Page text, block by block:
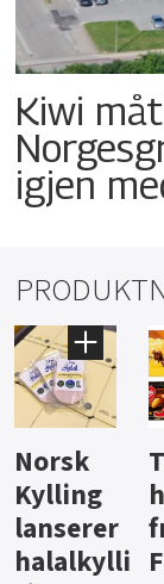
Kiwi
igjen
Knalltall
for Açai
Bowl
i